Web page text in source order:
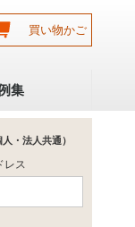
買い物かご
集
人・法人共通）
レス